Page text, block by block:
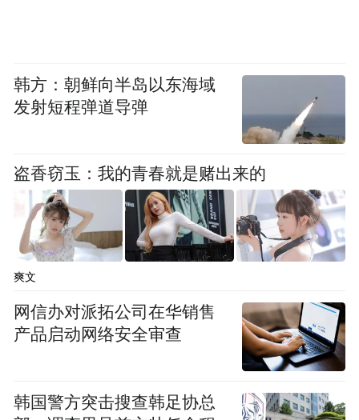
“特别声明：以上作品内容(包括在内的视频、图片或音
频)为凤凰网旗下自媒体平台“大风号”用户上传并发
布，本平台仅提供信息存储空间服务。
Notice: The content above (including the videos,
pictures and audios if any) is uploaded and posted
by the user of Dafeng Hao, which is a social media
platform and merely provides information storage
space services.”
韩方：朝鲜向半岛以东海域
发射短程弹道导弹
盗香窃玉：我的青春就是赌出来的
爽文
网信办对派拓公司在华销售
产品启动网络安全审查
韩国警方突击搜查韩足协总